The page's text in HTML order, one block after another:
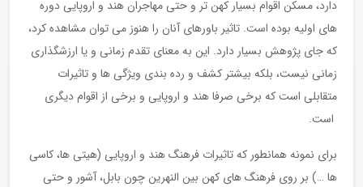
دارد، مسکن اقوام بسیار کهن تر و حتی مهاجران هند و اروپایی دوره
های اولیه بوده است. تاثیر باورهای آنان را هنوز می توان مشاهده کرد،
که جای پژوهش بسیار دارد. این به معنای تقدم زمانی و یا ارزشگذاری
زمانی نیست، بلکه بیشتر کشف و رده بندی ویژگی ها و تاثیرات
متقابلی است که برخی صرفا هند و اروپایی و برخی از اقوام دیگری
است.
برای نمونه همانطور که تاثیرات فرهنگ هند و اروپایی (هیتی ها، کاسی
ها …) بر روی فرهنگ های کهن بین النهرین چون بابل، آشور و حتی